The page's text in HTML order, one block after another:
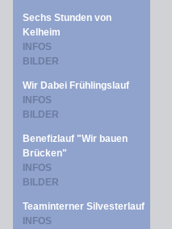
Sechs Stunden von
Kelheim
INFOS
BILDER
Wir Dabei Frühlingslauf
INFOS
BILDER
Benefizlauf "Wir bauen
Brücken"
INFOS
BILDER
Teaminterner Silvesterlauf
INFOS